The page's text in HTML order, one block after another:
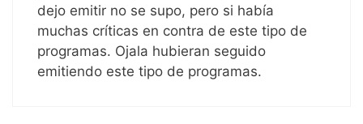
dejo emitir no se supo, pero si había
muchas críticas en contra de este tipo de
programas. Ojala hubieran seguido
emitiendo este tipo de programas.